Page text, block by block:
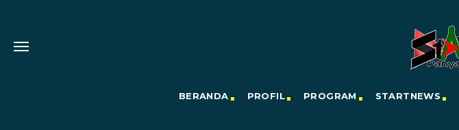
BERANDA PROFIL PROGRAM STARTNEWS